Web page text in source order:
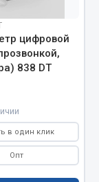
цифровой
838 DT
в один клик
Опт